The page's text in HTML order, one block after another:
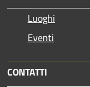
Luoghi
Eventi
CONTATTI